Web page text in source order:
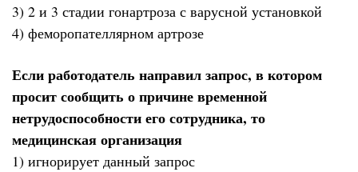
3) 2 и 3 стадии гонартроза с варусной установкой
4) феморопателлярном артрозе
Если работодатель направил запрос, в котором
просит сообщить о причине временной
нетрудоспособности его сотрудника, то
медицинская организация
1) игнорирует данный запрос